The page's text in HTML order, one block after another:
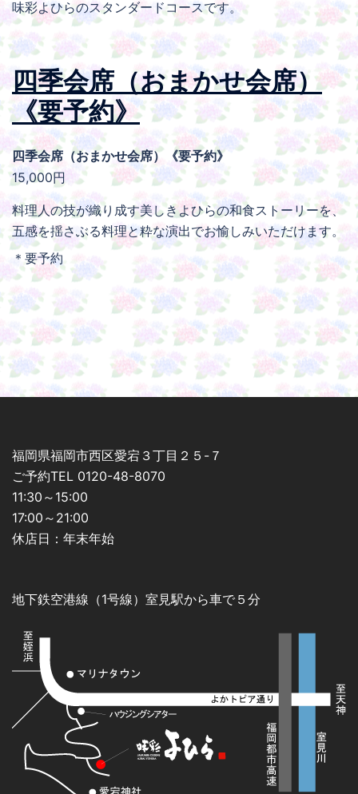
味彩よひらのスタンダードコースです。
四季会席（おまかせ会席）
《要予約》
四季会席（おまかせ会席）《要予約》
15,000円
料理人の技が織り成す美しきよひらの和食ストーリーを、
五感を揺さぶる料理と粋な演出でお愉しみいただけます。
＊要予約
福岡県福岡市西区愛宕３丁目２５-７
ご予約TEL 0120-48-8070
11:30～15:00
17:00～21:00
休店日：年末年始
地下鉄空港線（1号線）室見駅から車で５分